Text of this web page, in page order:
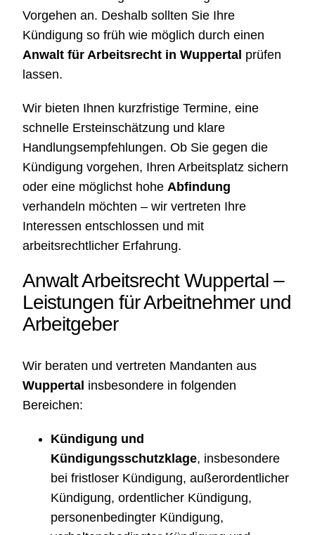
Vorgehen an. Deshalb sollten Sie Ihre
Kündigung so früh wie möglich durch einen
Anwalt für Arbeitsrecht in Wuppertal prüfen
lassen.
Wir bieten Ihnen kurzfristige Termine, eine
schnelle Ersteinschätzung und klare
Handlungsempfehlungen. Ob Sie gegen die
Kündigung vorgehen, Ihren Arbeitsplatz sichern
oder eine möglichst hohe Abfindung
verhandeln möchten – wir vertreten Ihre
Interessen entschlossen und mit
arbeitsrechtlicher Erfahrung.
Anwalt Arbeitsrecht Wuppertal –
Leistungen für Arbeitnehmer und
Arbeitgeber
Wir beraten und vertreten Mandanten aus
Wuppertal insbesondere in folgenden
Bereichen:
Kündigung und
Kündigungsschutzklage, insbesondere
bei fristloser Kündigung, außerordentlicher
Kündigung, ordentlicher Kündigung,
personenbedingter Kündigung,